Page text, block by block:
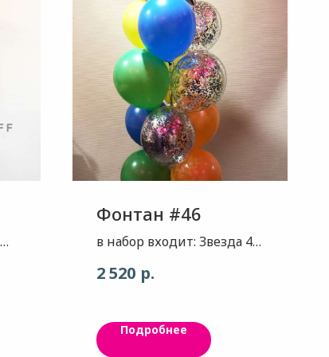
Фонтан #46
в набор входит: Звезда 45
пастель Синий 2 Шар
пастель Оранжевый 2
Шар пастель Зеленый 2
2 520 р.
Подробнее